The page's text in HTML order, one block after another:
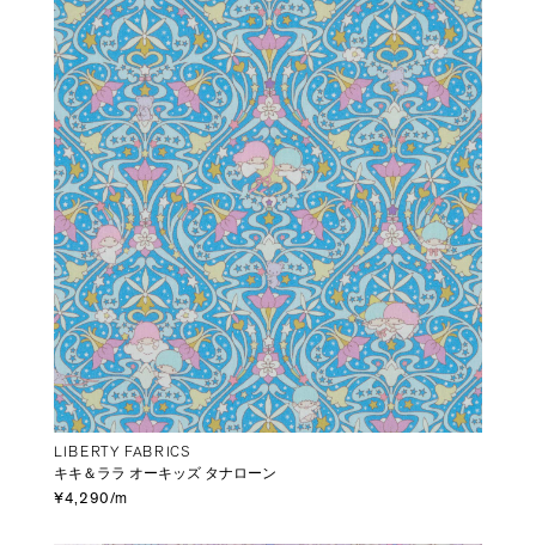
LIBERTY FABRICS
キキ＆ララ オーキッズ タナローン
¥4,290/m